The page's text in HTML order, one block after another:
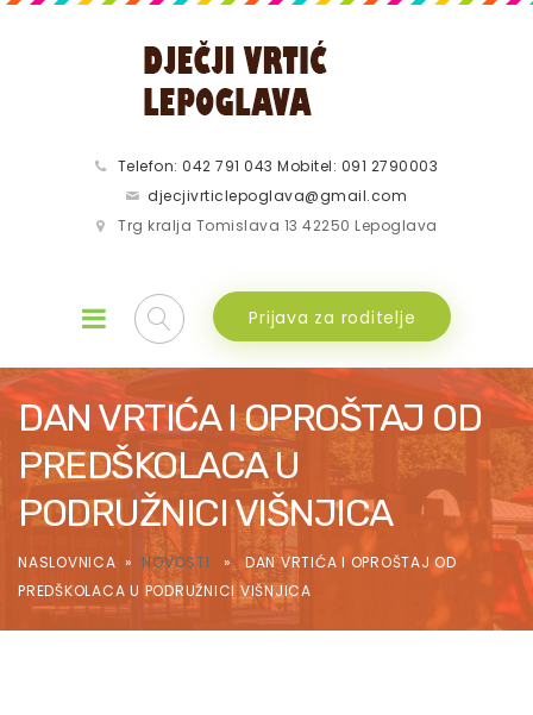
Telefon: 042 791 043 Mobitel: 091 2790003
djecjivrticlepoglava@gmail.com
Trg kralja Tomislava 13 42250 Lepoglava
Prijava za roditelje
DAN VRTIĆA I OPROŠTAJ OD
PREDŠKOLACA U
PODRUŽNICI VIŠNJICA
NASLOVNICA » NOVOSTI » DAN VRTIĆA I OPROŠTAJ OD
PREDŠKOLACA U PODRUŽNICI VIŠNJICA